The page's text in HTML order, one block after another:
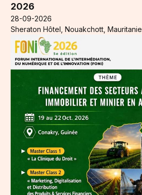
2026
28-09-2026
Sheraton Hôtel, Nouakchott, Mauritanie